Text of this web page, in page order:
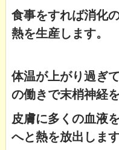
食事をすれば消化
熱を生産します。
体温が上がり過ぎ
の働きで末梢神経を
皮膚に多くの血液
へと熱を放出します